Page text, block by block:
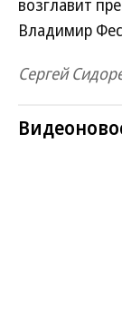
возглавит
Владимир
Сергей